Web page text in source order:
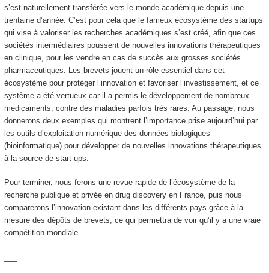
s’est naturellement transférée vers le monde académique depuis une
trentaine d’année. C’est pour cela que le fameux écosystème des startups
qui vise à valoriser les recherches académiques s’est créé, afin que ces
sociétés intermédiaires poussent de nouvelles innovations thérapeutiques
en clinique, pour les vendre en cas de succès aux grosses sociétés
pharmaceutiques. Les brevets jouent un rôle essentiel dans cet
écosystème pour protéger l’innovation et favoriser l’investissement, et ce
système a été vertueux car il a permis le développement de nombreux
médicaments, contre des maladies parfois très rares. Au passage, nous
donnerons deux exemples qui montrent l’importance prise aujourd’hui par
les outils d’exploitation numérique des données biologiques
(bioinformatique) pour développer de nouvelles innovations thérapeutiques
à la source de start-ups.
Pour terminer, nous ferons une revue rapide de l’écosystème de la
recherche publique et privée en drug discovery en France, puis nous
comparerons l’innovation existant dans les différents pays grâce à la
mesure des dépôts de brevets, ce qui permettra de voir qu’il y a une vraie
compétition mondiale.